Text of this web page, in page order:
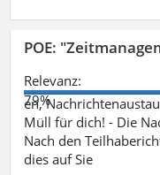
POE:
Relevanz:
79%
en,
Müll für dich! - Die
Nach den
dies auf Sie